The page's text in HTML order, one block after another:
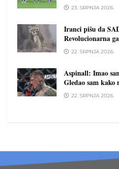
23. SRPNJA 2026.
Iranci pišu da
Revolucionarna
22. SRPNJA 2026.
Aspinall: Imao
Gledao sam
22. SRPNJA 2026.